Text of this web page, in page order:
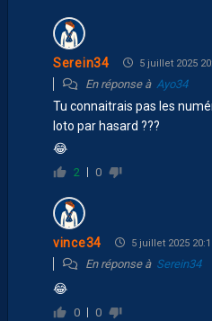
Serein34 5 juillet 2025
En réponse à Ayo34
Tu connaitrais pas les
loto par hasard ???
😂
2 0
vince34 5 juillet 2025
En réponse à Serein34
😂
0 0